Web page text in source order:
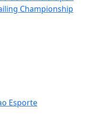
Championship
Esporte